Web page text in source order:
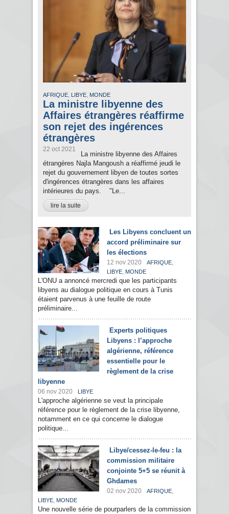
AFRIQUE, LIBYE, MONDE
La ministre libyenne des
Affaires étrangères réaffirme
son rejet des ingérences
étrangères
22 oct 2021
La ministre libyenne des Affaires
étrangères Najla Mangoush a réaffirmé jeudi le
rejet du gouvernement libyen de toutes sortes
d'ingérences étrangères dans les affaires
intérieures du pays. "Le...
lire la suite
Les Libyens concluent un
accord préliminaire sur
les élections
12 nov 2020 AFRIQUE,
LIBYE, MONDE
L'ONU a annoncé mercredi que les participants
libyens au dialogue politique en cours à Tunis
étaient parvenus à une feuille de route
préliminaire...
Experts politiques
Libyens : l’approche
algérienne, référence
essentielle pour le
règlement de la crise
libyenne
06 nov 2020 LIBYE
L'approche algérienne se veut la principale
référence pour le règlement de la crise libyenne,
notamment en ce qui concerne le dialogue
politique...
Libye/cessez-le-feu : la
commission militaire
conjointe 5+5 se réunit à
Ghdames
02 nov 2020 AFRIQUE,
LIBYE, MONDE
Une nouvelle série de pourparlers de la commission